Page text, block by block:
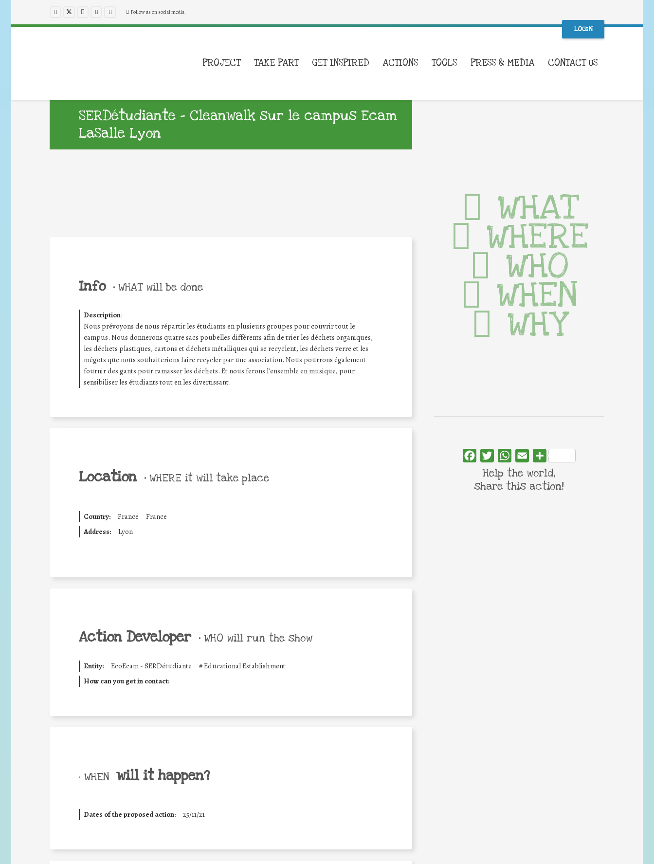
Follow us on social media
LOGIN
PROJECT TAKE PART GET INSPIRED ACTIONS TOOLS PRESS & MEDIA CONTACT US
SERDétudiante – Cleanwalk sur le campus Ecam
LaSalle Lyon
Info • WHAT will be done
Description:
Nous prévoyons de nous répartir les étudiants en plusieurs groupes pour couvrir tout le
campus. Nous donnerons quatre sacs poubelles différents afin de trier les déchets organiques,
les déchets plastiques, cartons et déchets métalliques qui se recyclent, les déchets verre et les
mégots que nous souhaiterions faire recycler par une association. Nous pourrons également
fournir des gants pour ramasser les déchets. Et nous ferons l’ensemble en musique, pour
sensibiliser les étudiants tout en les divertissant.
Location • WHERE it will take place
Country: France
France
Address:
Lyon
Action Developer • WHO will run the show
Entity: EcoEcam - SERDétudiante #Educational Establishment
How can you get in contact:
• WHEN will it happen?
Dates of the proposed action: 25/11/21
WHAT
WHERE
WHO
WHEN
WHY
FacebookTwitterWhatsApp
Email Share
Help the world,
share this action!